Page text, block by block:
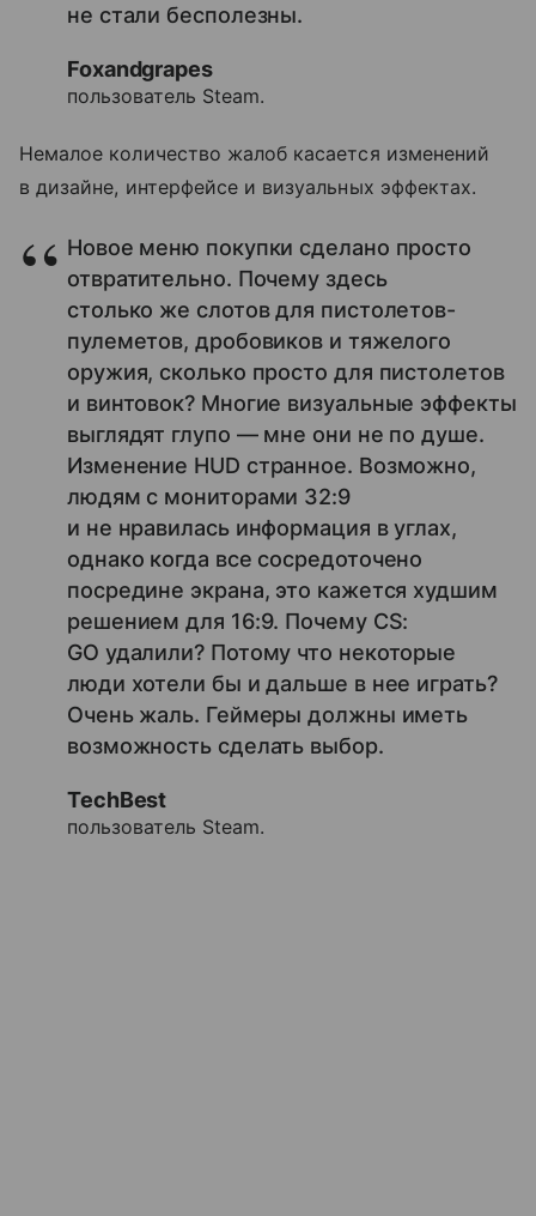
не стали бесполезны.
Foxandgrapes
пользователь Steam.
Немалое количество жалоб касается изменений
в дизайне, интерфейсе и визуальных эффектах.
Новое меню покупки сделано просто
отвратительно. Почему здесь
столько же слотов для пистолетов-
пулеметов, дробовиков и тяжелого
оружия, сколько просто для пистолетов
и винтовок? Многие визуальные эффекты
выглядят глупо — мне они не по душе.
Изменение HUD странное. Возможно,
людям с мониторами 32:9
и не нравилась информация в углах,
однако когда все сосредоточено
посредине экрана, это кажется худшим
решением для 16:9. Почему CS:
GO удалили? Потому что некоторые
люди хотели бы и дальше в нее играть?
Очень жаль. Геймеры должны иметь
возможность сделать выбор.
TechBest
пользователь Steam.